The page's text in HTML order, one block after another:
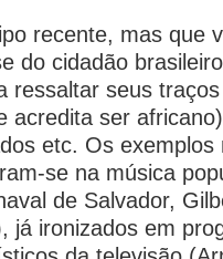
recente, mas que
do cidadão
ressaltar seus
acredita ser
etc. Os exemplos
se na música
de Salvador,
já ironizados em